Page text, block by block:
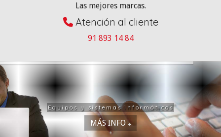
Las mejores marcas.
Atención al cliente
91 893 14 84
Equipos y sistemas informáticos
MÁS INFO